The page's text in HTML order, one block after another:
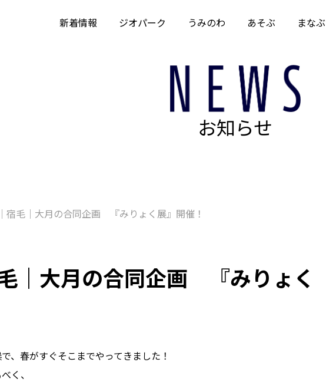
新着情報 ジオパーク うみのわ あそぶ まなぶ
お知らせ
宿毛｜大月の合同企画 『みりょく展』開催！
｜大月の合同企画 『みりょく
、春がすぐそこまでやってきました！
く、